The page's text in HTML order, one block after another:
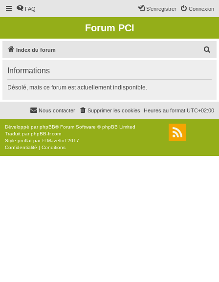
FAQ Connexion
S’enregistrer
Forum PCI
Index du forum
r
c
r
Informations
Désolé, mais ce forum est actuellement indisponible.
Heures au format UTC+02:00
Supprimer les cookies
Nous contacter
Développé parphpBB® Forum Software © phpBB Limited
Traduit parphpBB-fr.com
Style proflat par ©Mazeltof 2017
Confidentialité | Conditions